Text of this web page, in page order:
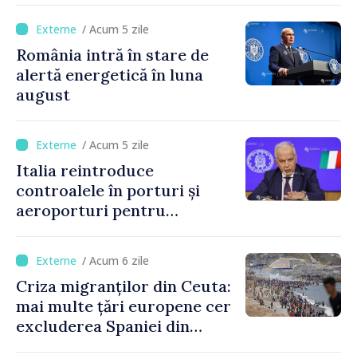
/ Acum 5 zile
România intră în stare de
alertă energetică în luna
august
/ Acum 5 zile
Italia reintroduce
controalele în porturi și
aeroporturi pentru
crizei migranților din Ceuta
/ Acum 6 zile
Criza migranților din Ceuta:
mai multe țări europene cer
excluderea Spaniei din